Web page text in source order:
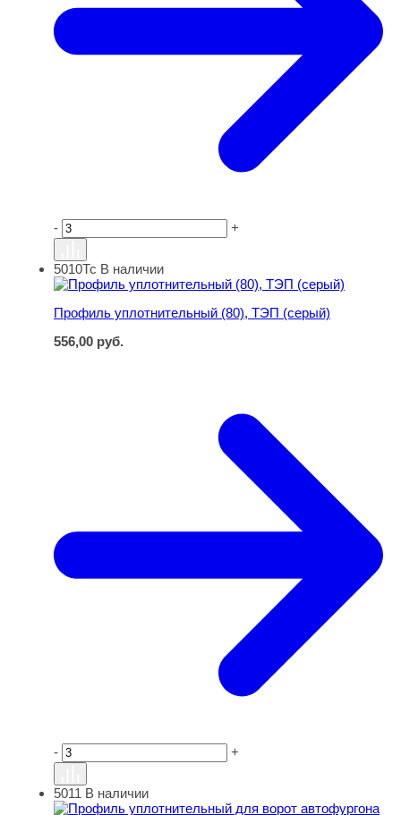
- +
Профиль уплотнительный (80), ТЭП (серый)
5010Тс В наличии
Профиль уплотнительный (80), ТЭП (серый)
556,00 руб.
- +
Профиль уплотнительный для ворот автофургона (45)
5011 В наличии